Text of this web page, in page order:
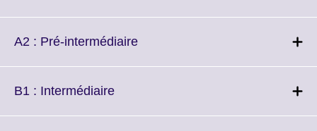
More
A2 : Pré-intermédiaireClick
B1 : IntermédiaireClick